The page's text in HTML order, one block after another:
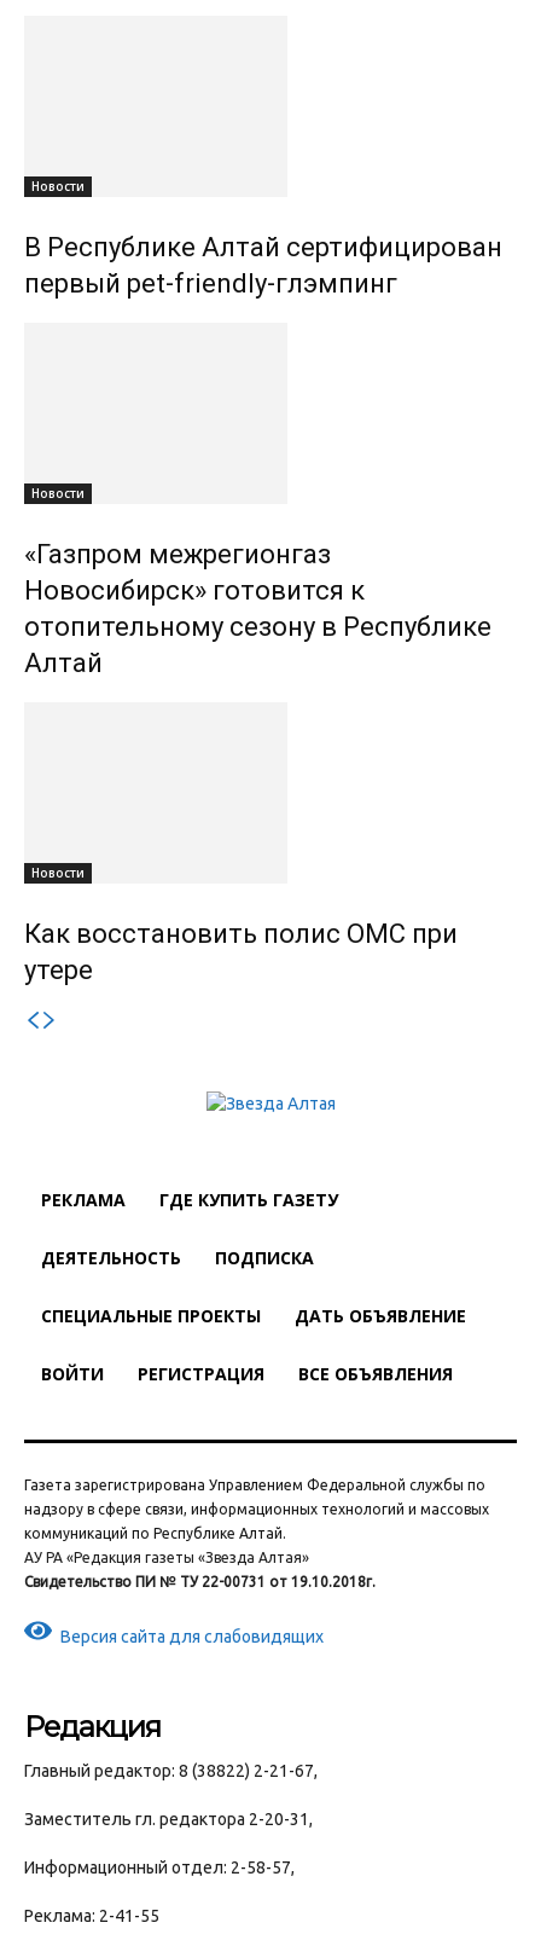
Новости
В Республике Алтай сертифицирован
первый pet-friendly-глэмпинг
Новости
«Газпром межрегионгаз
Новосибирск» готовится к
отопительному сезону в Республике
Алтай
Новости
Как восстановить полис ОМС при
утере
РЕКЛАМА ГДЕ КУПИТЬ ГАЗЕТУ
ДЕЯТЕЛЬНОСТЬ ПОДПИСКА
СПЕЦИАЛЬНЫЕ ПРОЕКТЫ ДАТЬ ОБЪЯВЛЕНИЕ
ВОЙТИ РЕГИСТРАЦИЯ ВСЕ ОБЪЯВЛЕНИЯ
Газета зарегистрирована Управлением Федеральной службы по
надзору в сфере связи, информационных технологий и массовых
коммуникаций по Республике Алтай.
АУ РА «Редакция газеты «Звезда Алтая»
Свидетельство ПИ № ТУ 22-00731 от 19.10.2018г.
Версия сайта для слабовидящих
Редакция
Главный редактор: 8 (38822) 2-21-67,
Заместитель гл. редактора 2-20-31,
Информационный отдел: 2-58-57,
Реклама: 2-41-55